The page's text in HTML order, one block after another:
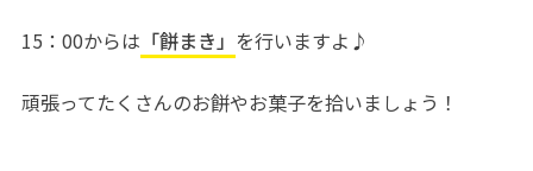
15：00からは 「餅まき」 を行いますよ♪
頑張ってたくさんのお餅やお菓子を拾いましょう！